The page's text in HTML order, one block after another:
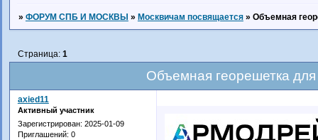
» ФОРУМ СПБ И МОСКВЫ » Москвичам посвящается » Объемная
Объемная георешетка
Страница: 1
axied11
Активный участник
Зарегистрирован: 2025-01-09
Приглашений: 0